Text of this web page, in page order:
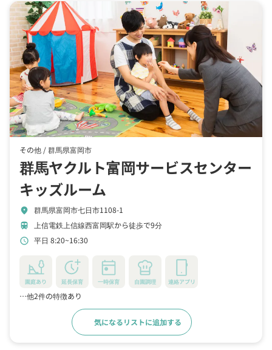
その他 /群馬県富岡市
群馬ヤクルト富岡サービスセンター
キッズルーム
location_on 群馬県富岡市七日市1108-1
train 上信電鉄上信線西富岡駅から徒歩で9分
schedule 平日 8:20~16:30
園庭あり 延長保育 一時保育 自園調理 連絡アプリ
…他2件の特徴あり
気になるリストに追加する